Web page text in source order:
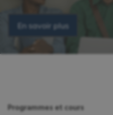
En savoir plus
Programmes et cours